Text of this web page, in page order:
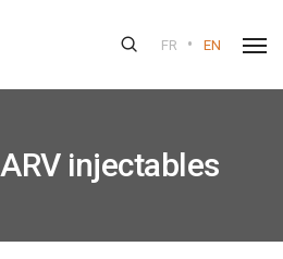
FR • EN
ARV injectables